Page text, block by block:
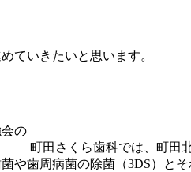
ていきたいと思います。
町田さくら歯科では、町田
や歯周病菌の除菌（3DS）と